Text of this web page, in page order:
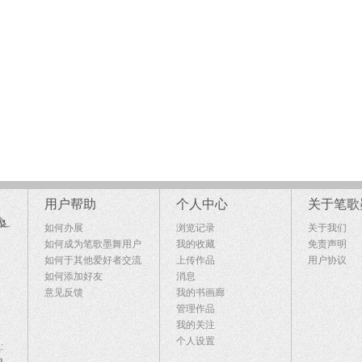
用户帮助
如何办展
如何成为笔歌墨舞用户
如何于其他爱好者交流
如何添加好友
意见反馈
个人中心
浏览记录
我的收藏
上传作品
消息
我的书画廊
管理作品
我的关注
个人设置
关于笔
关于我们
免责声明
用户协议